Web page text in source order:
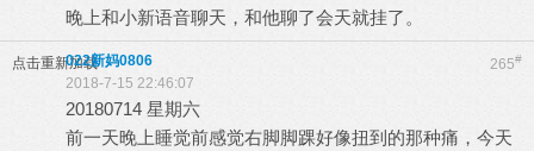
晚上和小新语音聊天，和他聊了会天就挂了。
点击重新加载 265#
022新妈0806
2018-7-15 22:46:07
20180714 星期六
前一天晚上睡觉前感觉右脚脚踝好像扭到的那种痛，今天